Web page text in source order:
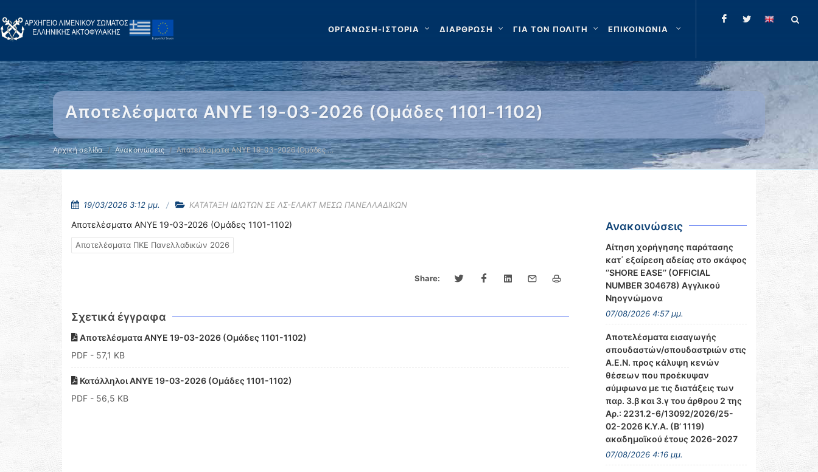
ΟΡΓΑΝΩΣΗ-ΙΣΤΟΡΙΑ ΔΙΑΡΘΡΩΣΗ ΓΙΑ ΤΟΝ ΠΟΛΙΤΗ ΕΠΙΚΟΙΝΩΝΙΑ
Αποτελέσματα ΑΝΥΕ 19-03-2026 (Ομάδες 1101-1102)
Αρχική σελίδα Ανακοινώσεις Αποτελέσματα ΑΝΥΕ 19-03-2026 (Ομάδες …
19/03/2026 3:12 μμ. ΚΑΤΑΤΑΞΗ ΙΔΙΩΤΩΝ ΣΕ ΛΣ-ΕΛΑΚΤ ΜΕΣΩ ΠΑΝΕΛΛΑΔΙΚΩΝ
Αποτελέσματα ΑΝΥΕ 19-03-2026 (Ομάδες 1101-1102)
Αποτελέσματα ΠΚΕ Πανελλαδικών 2026
Share:
Σχετικά έγγραφα
Αποτελέσματα ΑΝΥΕ 19-03-2026 (Ομάδες 1101-1102)
PDF - 57,1 KB
Κατάλληλοι ΑΝΥΕ 19-03-2026 (Ομάδες 1101-1102)
PDF - 56,5 KB
Ανακοινώσεις
Αίτηση χορήγησης παράτασης
κατ΄ εξαίρεση αδείας στο σκάφος
‘’SHORE EASE’’ (OFFICIAL
NUMBER 304678) Αγγλικού
Νηογνώμονα
07/08/2026 4:57 μμ.
Αποτελέσματα εισαγωγής
σπουδαστών/σπουδαστριών στις
Α.Ε.Ν. προς κάλυψη κενών
θέσεων που προέκυψαν
σύμφωνα με τις διατάξεις των
παρ. 3.β και 3.γ του άρθρου 2 της
Αρ.: 2231.2-6/13092/2026/25-
02-2026 Κ.Υ.Α. (Β’ 1119)
ακαδημαϊκού έτους 2026-2027
07/08/2026 4:16 μμ.